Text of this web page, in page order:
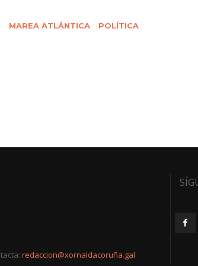
MAREA ATLÁNTICA
POLÍTICA
redaccion@xornaldacoruña.gal